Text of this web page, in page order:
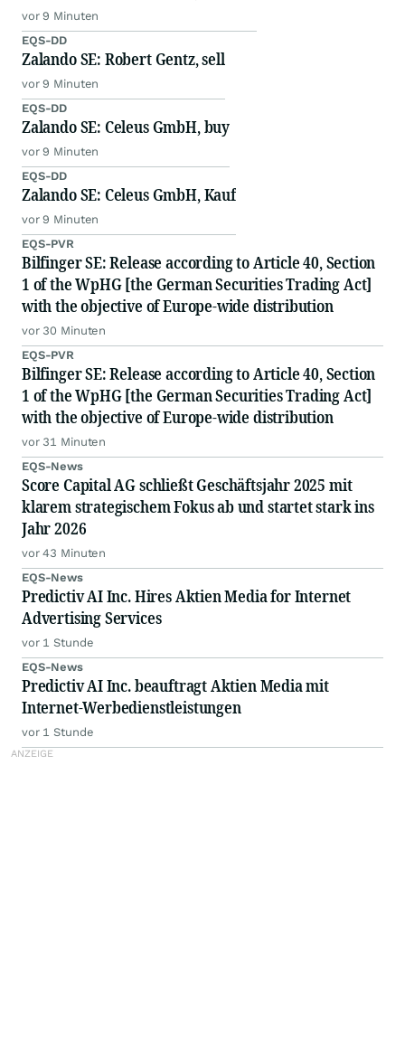
vor 9 Minuten
EQS-DD
Zalando SE: Robert Gentz, sell
vor 9 Minuten
EQS-DD
Zalando SE: Celeus GmbH, buy
vor 9 Minuten
EQS-DD
Zalando SE: Celeus GmbH, Kauf
vor 9 Minuten
EQS-PVR
Bilfinger SE: Release according to Article 40, Section
1 of the WpHG [the German Securities Trading Act]
with the objective of Europe-wide distribution
vor 30 Minuten
EQS-PVR
Bilfinger SE: Release according to Article 40, Section
1 of the WpHG [the German Securities Trading Act]
with the objective of Europe-wide distribution
vor 31 Minuten
EQS-News
Score Capital AG schließt Geschäftsjahr 2025 mit
klarem strategischem Fokus ab und startet stark ins
Jahr 2026
vor 43 Minuten
EQS-News
Predictiv AI Inc. Hires Aktien Media for Internet
Advertising Services
vor 1 Stunde
EQS-News
Predictiv AI Inc. beauftragt Aktien Media mit
Internet-Werbedienstleistungen
vor 1 Stunde